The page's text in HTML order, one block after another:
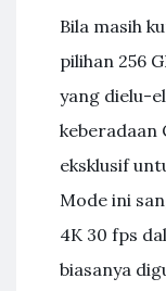
Bila masih
pilihan 256
yang dielu-
keberadaan
eksklusif
Mode ini
4K 30 fps
biasanya